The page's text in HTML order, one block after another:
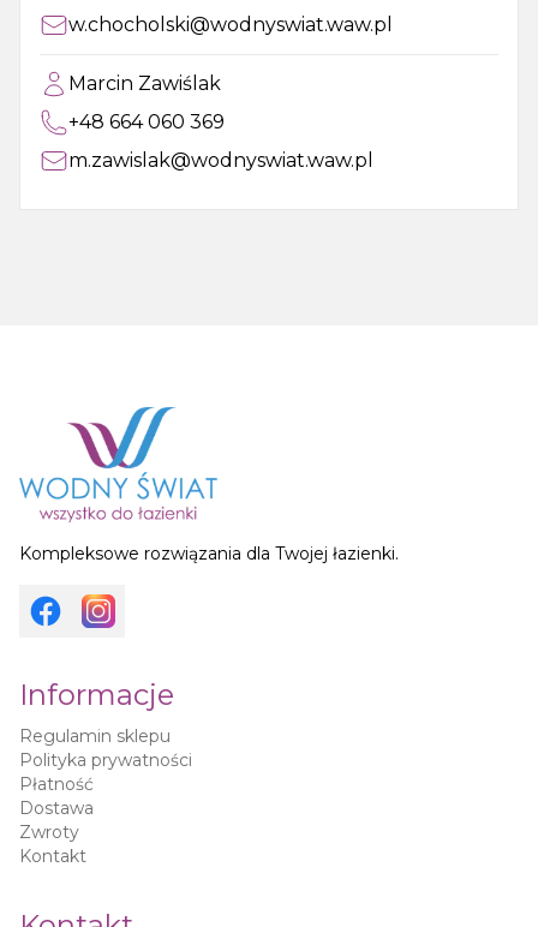
w.chocholski@wodnyswiat.waw.pl
Marcin Zawiślak
+48 664 060 369
m.zawislak@wodnyswiat.waw.pl
Kompleksowe rozwiązania dla Twojej łazienki.
Informacje
Regulamin sklepu
Polityka prywatności
Płatność
Dostawa
Zwroty
Kontakt